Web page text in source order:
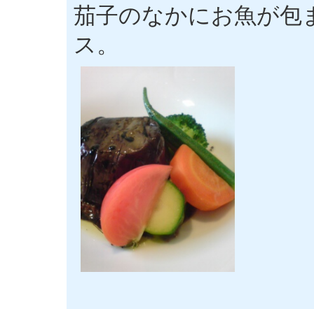
茄子のなかにお魚が包
ス。